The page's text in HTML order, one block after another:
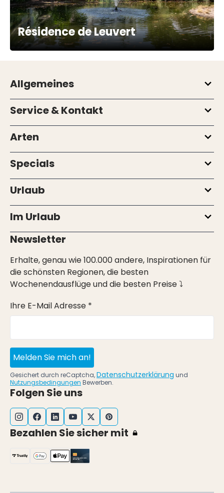
Résidence de Leuvert
Allgemeines
Service & Kontakt
Arten
Specials
Urlaub
Im Urlaub
Newsletter
Erhalte, genau wie 100.000 andere, Inspirationen für
die schönsten Regionen, die besten
Wochenendausflüge und die besten Preise ⤵
Ihre E-Mail Adresse *
Melden Sie mich an!
Gesichert durch reCaptcha,Datenschutzerklärung und
Nutzungsbedingungen Bewerben.
Folgen Sie uns
Bezahlen Sie sicher mit